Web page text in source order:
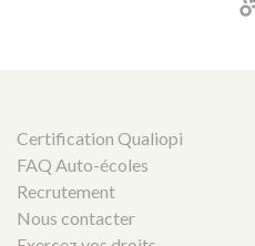
Certification Qualiopi
FAQ Auto-écoles
Recrutement
Nous contacter